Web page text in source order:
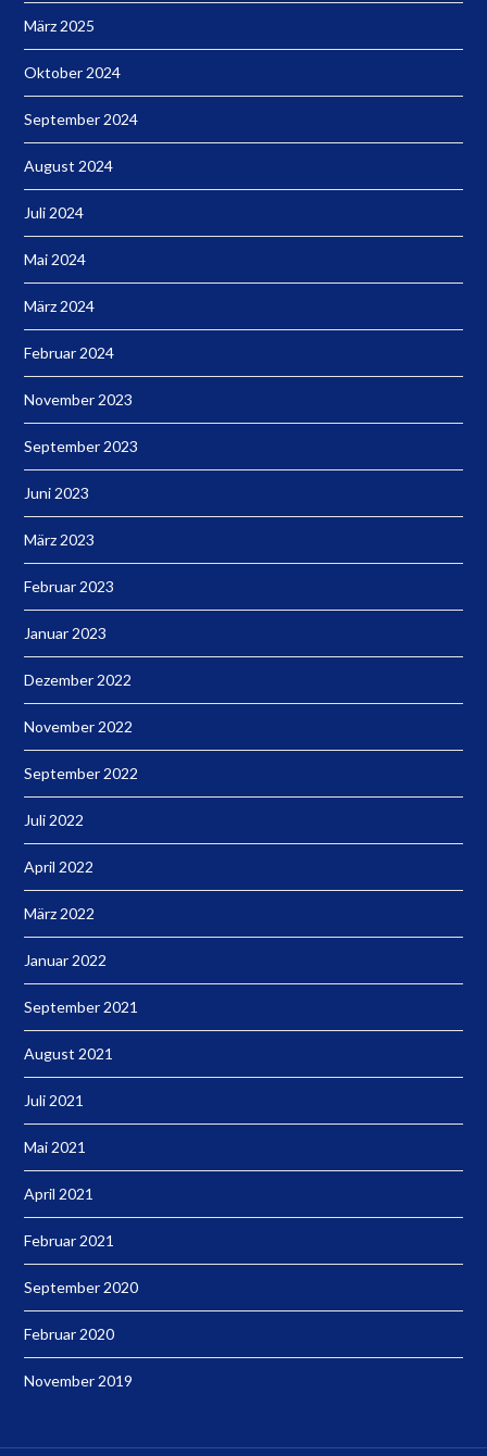
März 2025
Oktober 2024
September 2024
August 2024
Juli 2024
Mai 2024
März 2024
Februar 2024
November 2023
September 2023
Juni 2023
März 2023
Februar 2023
Januar 2023
Dezember 2022
November 2022
September 2022
Juli 2022
April 2022
März 2022
Januar 2022
September 2021
August 2021
Juli 2021
Mai 2021
April 2021
Februar 2021
September 2020
Februar 2020
November 2019